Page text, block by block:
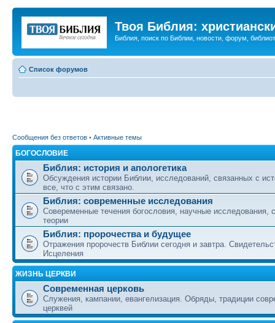
Твоя Библия:
Библия, поиск по Библии, новости, форум,
Список форумов
Сообщения без ответов • Активные темы
БОГОСЛОВИЕ
Библия: история и апологетика
Обсуждения истории Библии, исследований, связанных с
все, что с этим связано.
Библия: современные исследования
Совеременные течения богословия, научные исследования,
теории
Библия: пророчества и будущее
Отражения пророчеств Библии сегодня и завтра.
Исцеления
ЖИЗНЬ ЦЕРКВИ
Современная церковь
Служения, кампании, евангелизация. Обряды, традиции
церквей